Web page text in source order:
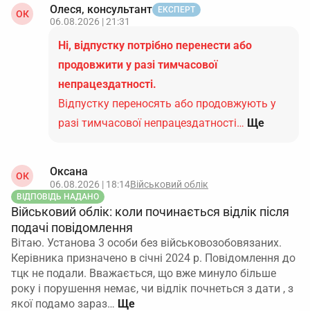
на практиці й відповідає логіці Порядку № 1487,
який вимагає надати інформацію, але не
забороняє робити це через супровідний документ.
Про затвердження Порядку організації та ведення
військового обліку призовників,
військовозобов'яз...
4. Тимчасовий порядок застосування до
оновлення форми додатка 4.
4 у повну відповідність до примітки 1 додатка 5,
оптимальним вважається змішаний підхід
у додатку 4 відображати відсутність тих даних,
для яких є поля (звання, ВОС тощо) прийнятним
способом заповнення;
одночасно оформлювати супровідний лист, у
якому прямо посилатись на примітку 1 до
додатка 5 та перераховувати, які саме
ОК Олеся, консультант ЕКСПЕРТ
06.08.2026 | 21:31
Ні, відпустку потрібно перенести або
продовжити у разі тимчасової
непрацездатності.
Відпустку переносять або продовжують у
разі тимчасової непрацездатності… Ще
ОК Оксана
06.08.2026 | 18:14Військовий облік
ВІДПОВІДЬ НАДАНО
Військовий облік: коли починається відлік після
подачі повідомлення
Вітаю. Установа 3 особи без військовозобовязаних.
Керівника призначено в січні 2024 р. Повідомлення до
тцк не подали. Вважається, що вже минуло більше
року і порушення немає, чи відлік почнеться з дати , з
якої подамо зараз…